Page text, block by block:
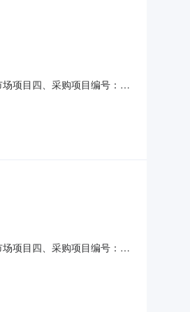
项目四、采购项目编号：
联系电话：150
项目四、采购项目编号：
15022988